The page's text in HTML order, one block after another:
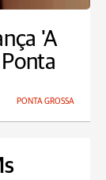
'A
PONTA GROSSA